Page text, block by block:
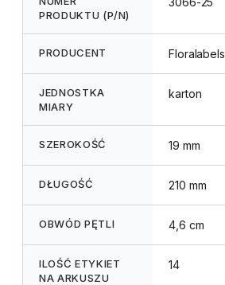
PRODUKTU (P/N)
PRODUCENT Floralabels
JEDNOSTKA
MIARY
karton
SZEROKOŚĆ 19 mm
DŁUGOŚĆ 210 mm
OBWÓD PĘTLI 4,6 cm
ILOŚĆ ETYKIET
NA ARKUSZU
14